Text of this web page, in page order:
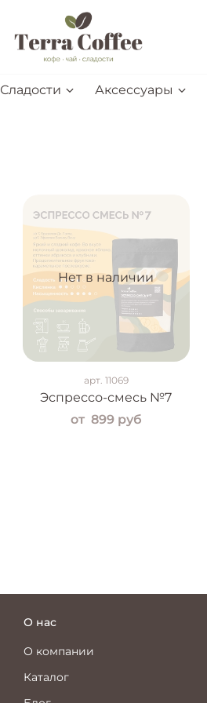
Сладости Аксессуары
Нет в наличии
арт. 11069
Эспрессо-смесь №7
от 899 руб
О нас
О компании
Каталог